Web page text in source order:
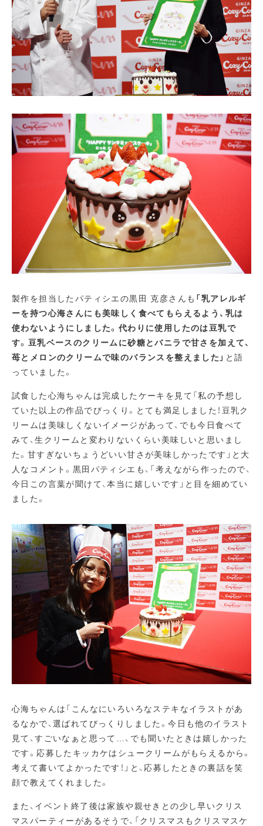
製作を担当したパティシエの黒田 克彦さんも 「乳アレルギ
ーを持つ心海さんにも美味しく食べてもらえるよう、乳は
使わないようにしました。代わりに使用したのは豆乳で
す。豆乳ベースのクリームに砂糖とバニラで甘さを加えて、
苺とメロンのクリームで味のバランスを整えました」 と語
っていました。
試食した心海ちゃんは完成したケーキを見て「私の予想し
ていた以上の作品でびっくり。とても満足しました！豆乳ク
リームは美味しくないイメージがあって、でも今日食べて
みて、生クリームと変わりないくらい美味しいと思いまし
た。甘すぎないちょうどいい甘さが美味しかったです」と大
人なコメント。黒田パティシエも、「考えながら作ったので、
今日この言葉が聞けて、本当に嬉しいです」と目を細めてい
ました。
心海ちゃんは「こんなにいろいろなステキなイラストがあ
るなかで、選ばれてびっくりしました。今日も他のイラスト
見て、すごいなぁと思って…、でも聞いたときは嬉しかった
です。応募したキッカケはシュークリームがもらえるから。
考えて書いてよかったです！」と、応募したときの裏話を笑
顔で教えてくれました。
また、イベント終了後は家族や親せきとの少し早いクリス
マスパーティーがあるそうで、「クリスマスもクリスマスケ